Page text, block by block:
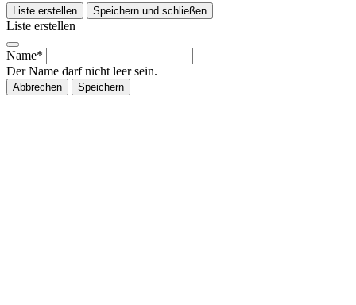
Liste erstellen Speichern und schließen
Liste erstellen
Name*
Der Name darf nicht leer sein.
Abbrechen Speichern